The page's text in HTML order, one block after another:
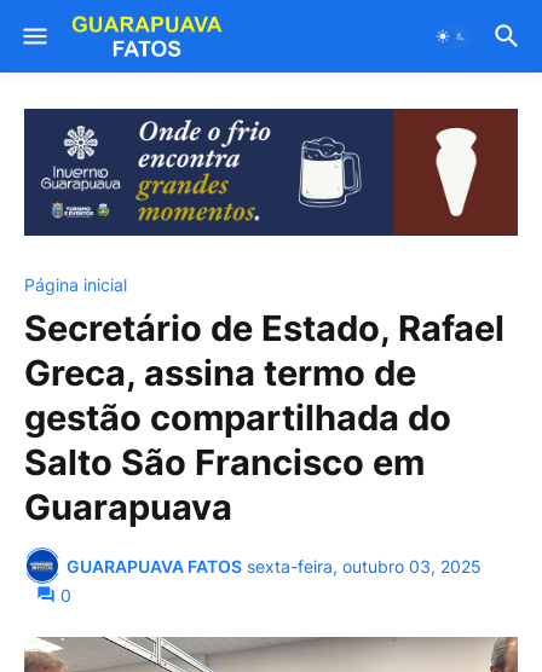
Página inicial
Secretário de Estado, Rafael
Greca, assina termo de
gestão compartilhada do
Salto São Francisco em
Guarapuava
GUARAPUAVA FATOS sexta-feira, outubro 03, 2025
0